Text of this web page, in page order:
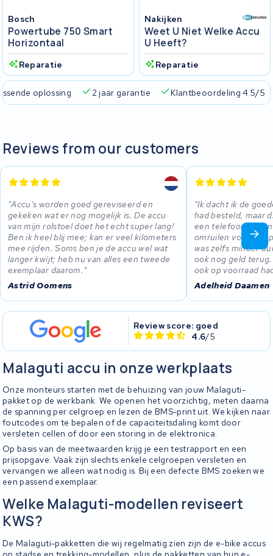
Bosch
Powertube 750 Smart
Horizontaal
Reparatie
Nakijken
Weet U Niet Welke Accu
U Heeft?
Reparatie
oplossing 2 jaar garantie Klantbeoordeling 4.5/5
Reviews from our customers
Accu's worden goed gereviseerd en
gekeken wat er nog mogelijk is. De accu
van mijn rolstoel doet het echt super lang!
Ben ik heel blij mee; kan er veel kilometers
mee rijden. Soms ben je de accu wel wat
langer kwijt; heb nu van alles een tweede
exemplaar daarom.
Astrid Oomens
Ik dacht ik de
had besteld, maar
een telefoontje
omruilen voor een
was zelfs minder
ook nog geld
ook op voorraad
Adelheid Daamen
Review score: goed
4.6/5
Malaguti accu in onze werkplaats
Onze monteurs starten met de behuizing van jouw Malaguti-
pakket op de werkbank. We openen het voorzichtig, meten daarna
de spanning per celgroep en lezen de BMS-print uit. We kijken naar
foutcodes om te bepalen of de capaciteitsdaling komt door
versleten cellen of door een storing in de elektronica.
Op basis van de meetwaarden krijg je een testrapport en een
prijsopgave. Vaak zijn slechts enkele celgroepen versleten en
vervangen we alleen wat nodig is. Bij een defecte BMS zoeken we
een passend exemplaar.
Welke Malaguti-modellen reviseert
KWS?
De Malaguti-pakketten die wij regelmatig zien zijn de e-bike accus